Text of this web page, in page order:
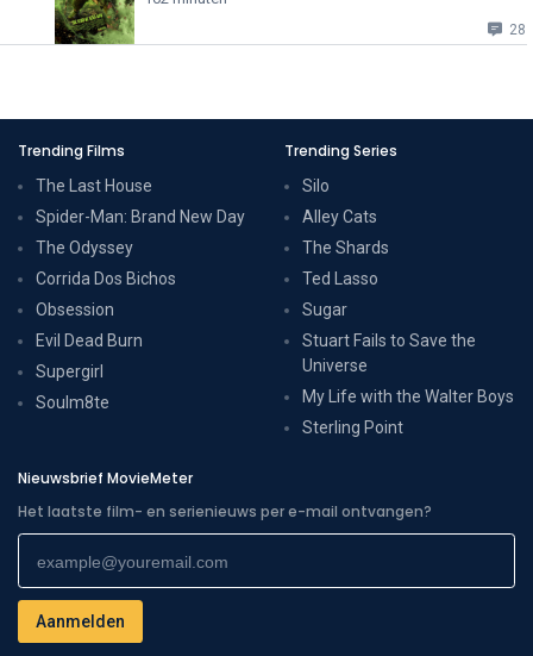
28
Trending Films
The Last House
Spider-Man: Brand New Day
The Odyssey
Corrida Dos Bichos
Obsession
Evil Dead Burn
Supergirl
Soulm8te
Trending Series
Silo
Alley Cats
The Shards
Ted Lasso
Sugar
Stuart Fails to Save the
Universe
My Life with the Walter Boys
Sterling Point
Nieuwsbrief MovieMeter
Het laatste film- en serienieuws per e-mail ontvangen?